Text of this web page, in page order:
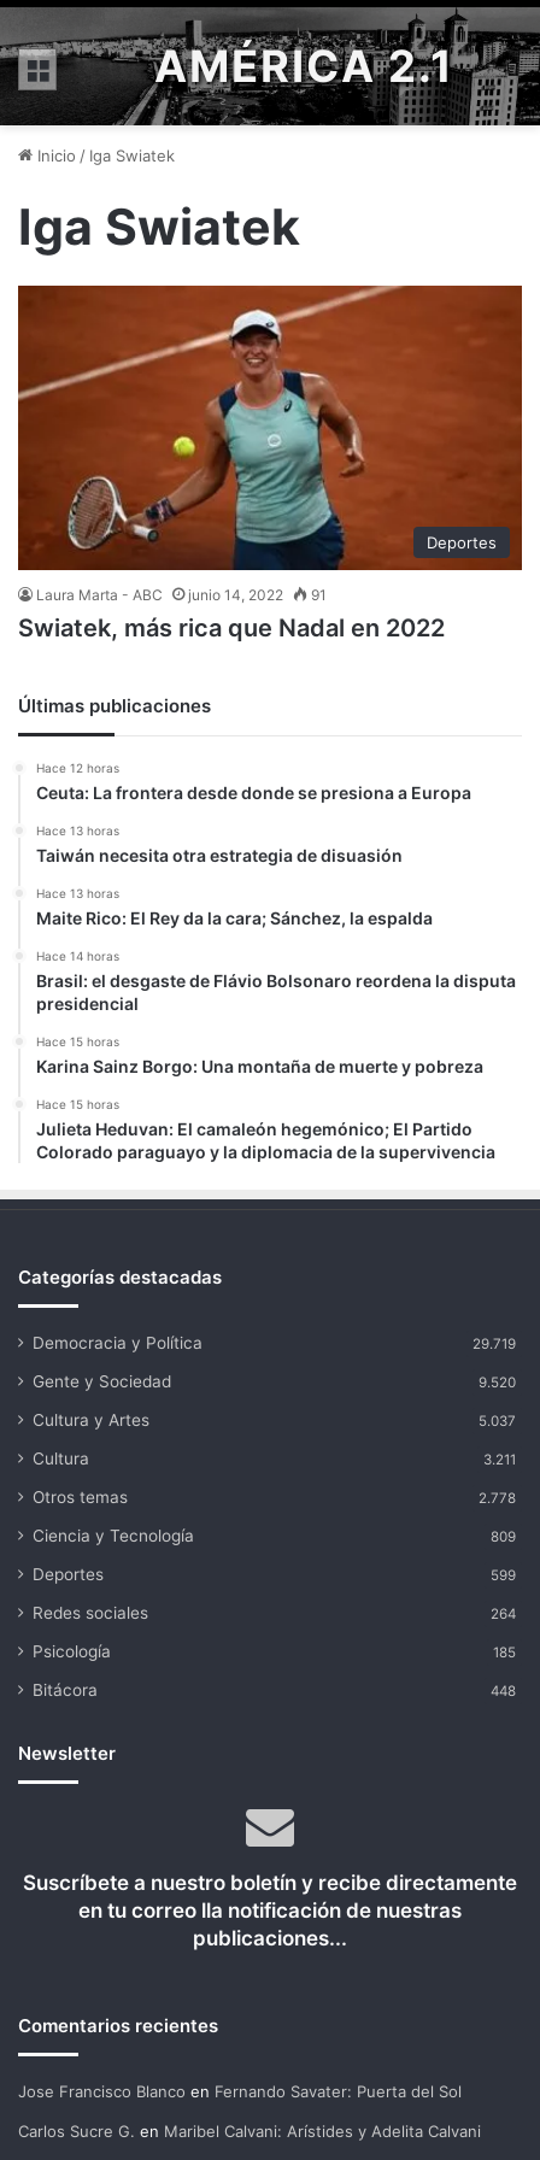
Menú AMÉRICA 2.1
Inicio / Iga Swiatek
Iga Swiatek
Deportes
Laura Marta - ABC junio 14, 2022 91
Swiatek, más rica que Nadal en 2022
Últimas publicaciones
Hace 12 horas
Ceuta: La frontera desde donde se presiona a Europa
Hace 13 horas
Taiwán necesita otra estrategia de disuasión
Hace 13 horas
Maite Rico: El Rey da la cara; Sánchez, la espalda
Hace 14 horas
Brasil: el desgaste de Flávio Bolsonaro reordena la disputa
presidencial
Hace 15 horas
Karina Sainz Borgo: Una montaña de muerte y pobreza
Hace 15 horas
Julieta Heduvan: El camaleón hegemónico; El Partido
Colorado paraguayo y la diplomacia de la supervivencia
Categorías destacadas
Democracia y Política 29.719
Gente y Sociedad 9.520
Cultura y Artes 5.037
Cultura 3.211
Otros temas 2.778
Ciencia y Tecnología 809
Deportes 599
Redes sociales 264
Psicología 185
Bitácora 448
Newsletter
Suscríbete a nuestro boletín y recibe directamente
en tu correo lla notificación de nuestras
publicaciones...
Comentarios recientes
Jose Francisco Blanco en Fernando Savater: Puerta del Sol
Carlos Sucre G. en Maribel Calvani: Arístides y Adelita Calvani